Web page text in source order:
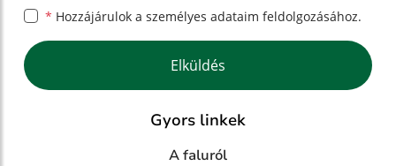
* Hozzájárulok a személyes adataim feldolgozásához.
Google reCaptcha Response
Elküldés
Gyors linkek
A faluról